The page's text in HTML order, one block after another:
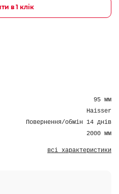
в 1 клік
95 мм
Haisser
Повернення/обмін 14 днів
2000 мм
всі характеристики